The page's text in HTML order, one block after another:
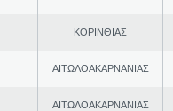
ΚΟΡΙΝΘΙΑΣ
ΑΙΤΩΛΟΑΚΑΡΝΑΝΙΑΣ
ΑΙΤΩΛΟΑΚΑΡΝΑΝΙΑΣ